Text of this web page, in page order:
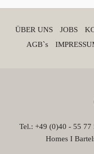
ÜBER UNS JOBS
AGB`s
Tel.: +49 (0)40 - 55
Homes I